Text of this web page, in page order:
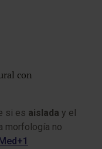
con
si es aislada y el
morfología no